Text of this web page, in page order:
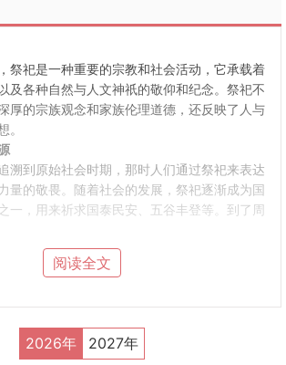
祭祀是一种重要的宗教和社会活动，它承载着
及各种自然与人文神祇的敬仰和纪念。祭祀不
厚的宗族观念和家族伦理道德，还反映了人与
。
溯到原始社会时期，那时人们通过祭祀来表达
量的敬畏。随着社会的发展，祭祀逐渐成为国
一，用来祈求国泰民安、五谷丰登等。到了周
形成了比较完整的祭祀体系。
备丰盛的食物来供奉祖先。
、灶王爷、城隍爷等地方保护神，以及天上的
君、关圣帝君等。
阅读全文
2026年 2027年